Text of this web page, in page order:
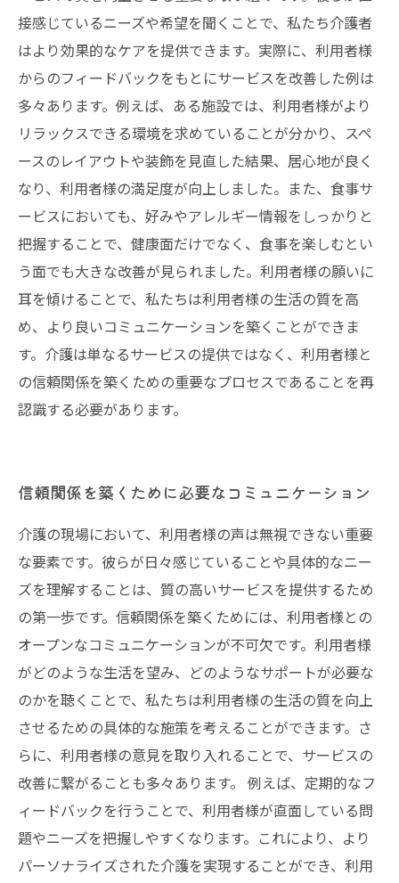
接感じているニーズや希望を聞くことで、私たち介護者
はより効果的なケアを提供できます。実際に、利用者様
からのフィードバックをもとにサービスを改善した例は
多々あります。例えば、ある施設では、利用者様がより
リラックスできる環境を求めていることが分かり、スペ
ースのレイアウトや装飾を見直した結果、居心地が良く
なり、利用者様の満足度が向上しました。また、食事サ
ービスにおいても、好みやアレルギー情報をしっかりと
把握することで、健康面だけでなく、食事を楽しむとい
う面でも大きな改善が見られました。利用者様の願いに
耳を傾けることで、私たちは利用者様の生活の質を高
め、より良いコミュニケーションを築くことができま
す。介護は単なるサービスの提供ではなく、利用者様と
の信頼関係を築くための重要なプロセスであることを再
認識する必要があります。
信頼関係を築くために必要なコミュニケーション
介護の現場において、利用者様の声は無視できない重要
な要素です。彼らが日々感じていることや具体的なニー
ズを理解することは、質の高いサービスを提供するため
の第一歩です。信頼関係を築くためには、利用者様との
オープンなコミュニケーションが不可欠です。利用者様
がどのような生活を望み、どのようなサポートが必要な
のかを聴くことで、私たちは利用者様の生活の質を向上
させるための具体的な施策を考えることができます。さ
らに、利用者様の意見を取り入れることで、サービスの
改善に繋がることも多々あります。 例えば、定期的なフ
ィードバックを行うことで、利用者様が直面している問
題やニーズを把握しやすくなります。これにより、より
パーソナライズされた介護を実現することができ、利用